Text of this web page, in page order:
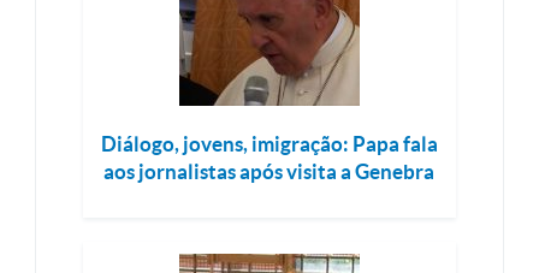
Diálogo, jovens, imigração: Papa fala
aos jornalistas após visita a Genebra